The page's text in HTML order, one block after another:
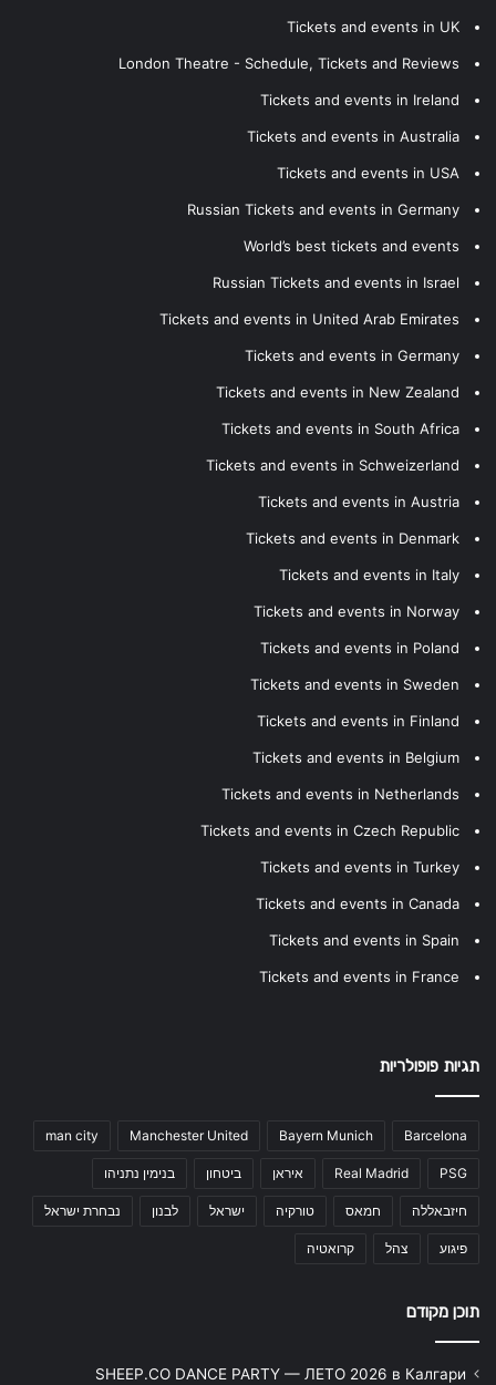
Tickets and events in UK
London Theatre - Schedule, Tickets and Reviews
Tickets and events in Ireland
Tickets and events in Australia
Tickets and events in USA
Russian Tickets and events in Germany
World’s best tickets and events
Russian Tickets and events in Israel
Tickets and events in United Arab Emirates
Tickets and events in Germany
Tickets and events in New Zealand
Tickets and events in South Africa
Tickets and events in Schweizerland
Tickets and events in Austria
Tickets and events in Denmark
Tickets and events in Italy
Tickets and events in Norway
Tickets and events in Poland
Tickets and events in Sweden
Tickets and events in Finland
Tickets and events in Belgium
Tickets and events in Netherlands
Tickets and events in Czech Republic
Tickets and events in Turkey
Tickets and events in Canada
Tickets and events in Spain
Tickets and events in France
תגיות פופולריות
Barcelona
Bayern Munich
Manchester United
man city
PSG
Real Madrid איראן ביטחון בנימין נתניהו
חיזבאללה חמאס טורקיה ישראל לבנון נבחרת ישראל
פיגוע צהל קרואטיה
תוכן מקודם
SHEEP.CO DANCE PARTY — ЛЕТО 2026 в Калгари